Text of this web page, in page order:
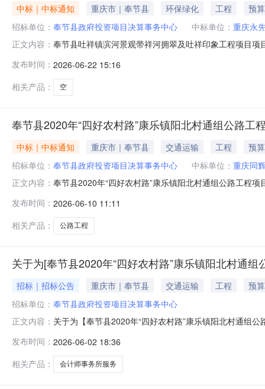
中标｜中标通知 重庆市｜奉节县 环保绿化 工程
预
招标单位： 奉节县政府投资项目决算事务中心 中标单位： 重庆永
正文内容： 奉节县吐祥镇滨河景观带祥河拥翠及吐祥印象工程项目
间:2026-04-2009:00:00选取方式:择优+直选中选机构名
发布时间： 2026-06-22 15:16
相关产品：
空
奉节县2020年“四好农村路”康乐镇阳北村通组公路工
中标｜中标通知 重庆市｜奉节县 交通运输 工程
预
招标单位： 奉节县政府投资项目决算事务中心 中标单位： 重庆同
正文内容： 奉节县2020年“四好农村路”康乐镇阳北村通组公路工程
间:2026-06-0809:00:00选取方式:择优+直选中选机构名
发布时间： 2026-06-10 11:11
相关产品：
公路工程
关于为[奉节县2020年“四好农村路”康乐镇阳北村通
招标｜招标公告 重庆市｜奉节县 交通运输 工程
预
招标单位： 奉节县政府投资项目决算事务中心
正文内容： 关于为【奉节县2020年“四好农村路”康乐镇阳北村通组
购人从报名的中介服务机构中直接选定一家中介服务机
发布时间： 2026-06-02 18:36
相关产品：
会计师事务所服务